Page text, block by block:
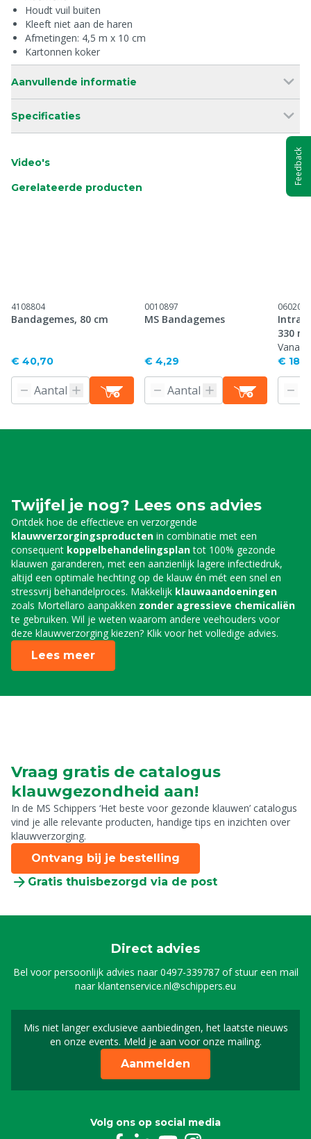
Houdt vuil buiten
Kleeft niet aan de haren
Afmetingen: 4,5 m x 10 cm
Kartonnen koker
Aanvullende informatie
Specificaties
Video's
Gerelateerde producten
4108804
Bandagemes, 80 cm
€ 40,70
0010897
MS Bandagemes
€ 4,29
0602016
330
Vanaf
€
Twijfel je nog? Lees ons advies
Ontdek hoe de effectieve en verzorgende
klauwverzorgingsproducten in combinatie met een
consequent koppelbehandelingsplantot 100% gezonde
klauwen garanderen, met een aanzienlijk lagere infectiedruk,
altijd een optimale hechting op de klauw én mét een snel en
stressvrij behandelproces. Makkelijk klauwaandoeningen
zoals Mortellaro aanpakken zonder agressieve chemicaliën
te gebruiken. Wil je weten waarom andere veehouders voor
deze klauwverzorging kiezen? Klik voor het volledige advies.
Lees meer
Vraag gratis de catalogus
klauwgezondheid aan!
In de MS Schippers ‘Het beste voor gezonde klauwen’ catalogus
vind je alle relevante producten, handige tips en inzichten over
klauwverzorging.
Ontvang bij je bestelling
Gratis thuisbezorgd via de post
Direct advies
Bel voor persoonlijk advies naar0497-339787of stuur een mail
naarklantenservice.nl@schippers.eu
Mis niet langer exclusieve aanbiedingen, het laatste nieuws
en onze events. Meld je aan voor onze mailing.
Schrijf je in voor onze
Aanmelden
Volg ons op social media
Feedback